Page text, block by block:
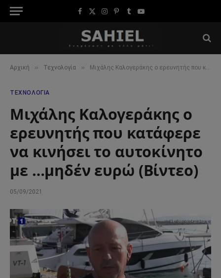
Facebook
X
Instagram
Pinterest
TumblrYouTube
Αρχική » Τεχνολογία » Μιχάλης Καλογεράκης ο ερευνητής που κατάφερε να κινήσει το αυτοκίνητο με …μηδέν ευρώ (Βίντεο)
ΤΕΧΝΟΛΟΓΊΑ
Μιχάλης Καλογεράκης ο
ερευνητής που κατάφερε
να κινήσει το αυτοκίνητο
με …μηδέν ευρώ (Βίντεο)
05/09/2021